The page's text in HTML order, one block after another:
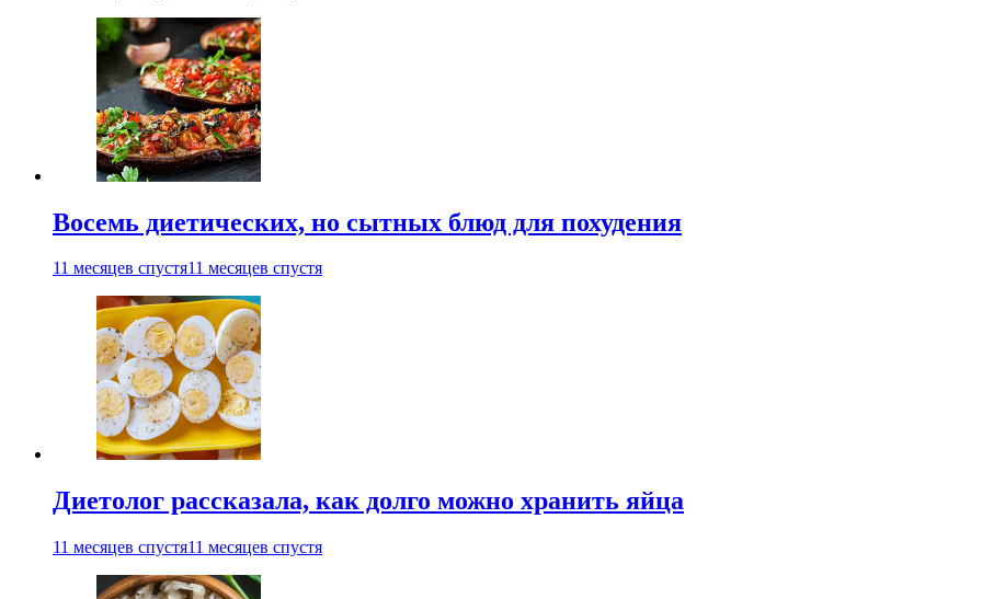
Восемь диетических, но сытных блюд для похудения
11 месяцев спустя11 месяцев спустя
Диетолог рассказала, как долго можно хранить яйца
11 месяцев спустя11 месяцев спустя